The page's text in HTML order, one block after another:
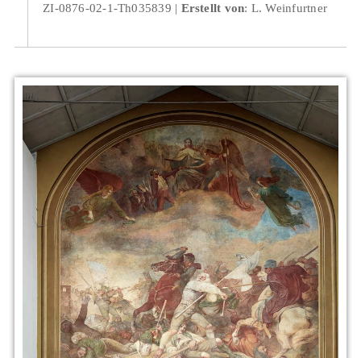
ZI-0876-02-1-Th035839
Erstellt von: L. Weinfurtner